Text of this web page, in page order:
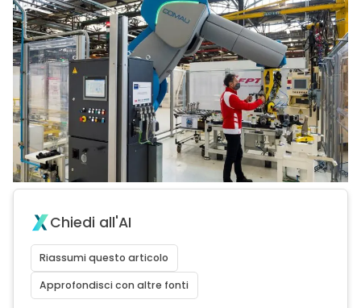
Chiedi all'AI
Riassumi questo articolo
Approfondisci con altre fonti